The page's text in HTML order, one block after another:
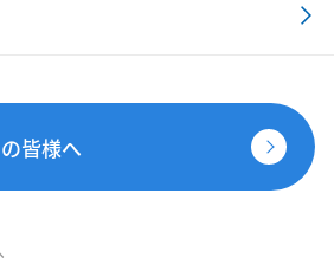
皆様へ